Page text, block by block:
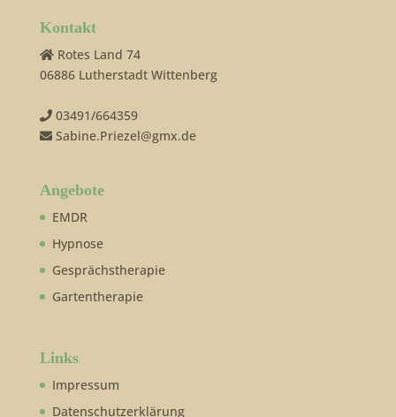
Kontakt
Rotes Land 74
06886 Lutherstadt Wittenberg
03491/664359
Sabine.Priezel@gmx.de
Angebote
EMDR
Hypnose
Gesprächstherapie
Gartentherapie
Links
Impressum
Datenschutzerklärung